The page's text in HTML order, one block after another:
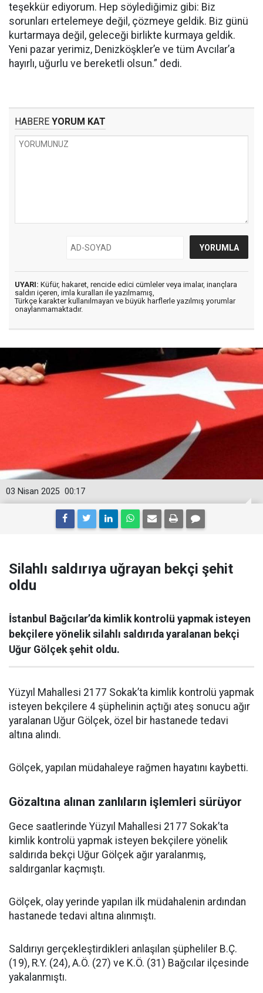
teşekkür ediyorum. Hep söylediğimiz gibi: Biz
sorunları ertelemeye değil, çözmeye geldik. Biz günü
kurtarmaya değil, geleceği birlikte kurmaya geldik.
Yeni pazar yerimiz, Denizköşkler’e ve tüm Avcılar’a
hayırlı, uğurlu ve bereketli olsun.” dedi.
HABERE YORUM KAT
UYARI: Küfür, hakaret, rencide edici cümleler veya imalar, inançlara
saldırı içeren, imla kuralları ile yazılmamış,
Türkçe karakter kullanılmayan ve büyük harflerle yazılmış yorumlar
onaylanmamaktadır.
00:17
03 Nisan 2025
Silahlı saldırıya uğrayan bekçi şehit
oldu
İstanbul Bağcılar’da kimlik kontrolü yapmak isteyen
bekçilere yönelik silahlı saldırıda yaralanan bekçi
Uğur Gölçek şehit oldu.
Yüzyıl Mahallesi 2177 Sokak’ta kimlik kontrolü yapmak
isteyen bekçilere 4 şüphelinin açtığı ateş sonucu ağır
yaralanan Uğur Gölçek, özel bir hastanede tedavi
altına alındı.
Gölçek, yapılan müdahaleye rağmen hayatını kaybetti.
Gözaltına alınan zanlıların işlemleri sürüyor
Gece saatlerinde Yüzyıl Mahallesi 2177 Sokak’ta
kimlik kontrolü yapmak isteyen bekçilere yönelik
saldırıda bekçi Uğur Gölçek ağır yaralanmış,
saldırganlar kaçmıştı.
Gölçek, olay yerinde yapılan ilk müdahalenin ardından
hastanede tedavi altına alınmıştı.
Saldırıyı gerçekleştirdikleri anlaşılan şüpheliler B.Ç.
(19), R.Y. (24), A.Ö. (27) ve K.Ö. (31) Bağcılar ilçesinde
yakalanmıştı.